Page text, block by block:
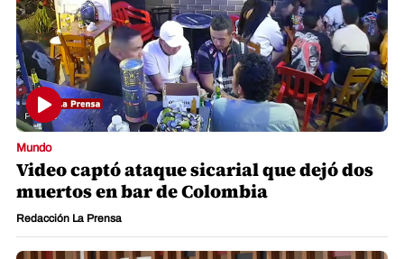
Mundo
Video captó ataque sicarial que dejó dos
muertos en bar de Colombia
Redacción La Prensa